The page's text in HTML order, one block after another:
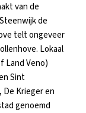
van de
de
telt ongeveer
Lokaal
Land Veno)
Sint
Krieger en
genoemd